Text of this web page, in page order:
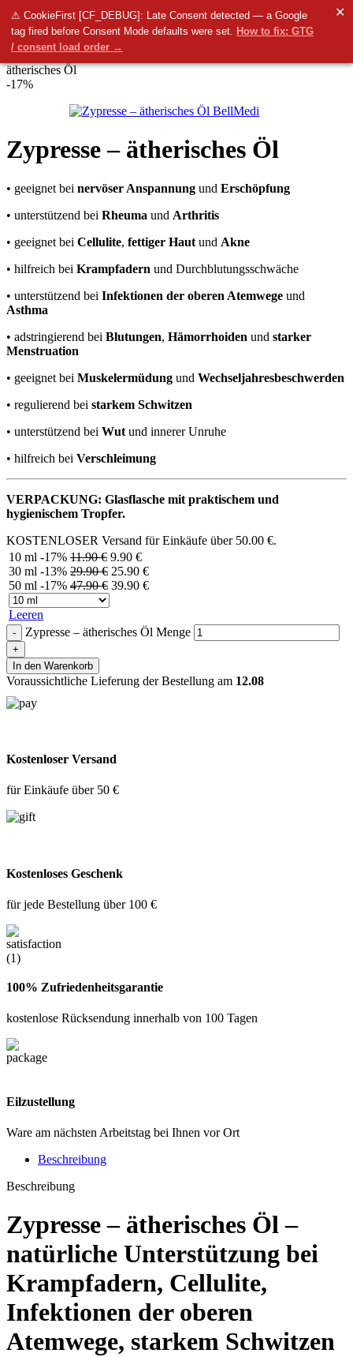
⚠ CookieFirst [CF_DEBUG]: Late Consent detected — a Google
tag fired before Consent Mode defaults were set. How to fix: GTG
/ consent load order →
✕
Menü
0 items 0.00
StartseiteArten von Kosmetika
ätherisches Öl
-17%
Zypresse – ätherisches Öl
• geeignet bei nervöser Anspannung und Erschöpfung
• unterstützend bei Rheuma und Arthritis
• geeignet bei Cellulite, fettiger Haut und Akne
• hilfreich bei Krampfadern und Durchblutungsschwäche
• unterstützend bei Infektionen der oberen Atemwege und
Asthma
• adstringierend bei Blutungen, Hämorrhoiden und starker
Menstruation
• geeignet bei Muskelermüdung und Wechseljahresbeschwerden
• regulierend bei starkem Schwitzen
• unterstützend bei Wut und innerer Unruhe
• hilfreich bei Verschleimung
VERPACKUNG: Glasflasche mit praktischem und
hygienischem Tropfer.
KOSTENLOSER Versand für Einkäufe über 50.00 €.
10 ml -17% 11.90€ 9.90 €
30 ml -13% 29.90€ 25.90 €
50 ml -17% 47.90€ 39.90 €
Leeren
Zypresse – ätherisches Öl Menge
In den Warenkorb
Voraussichtliche Lieferung der Bestellung am 12.08
Kostenloser Versand
für Einkäufe über 50 €
Kostenloses Geschenk
für jede Bestellung über 100 €
100% Zufriedenheitsgarantie
kostenlose Rücksendung innerhalb von 100 Tagen
Eilzustellung
Ware am nächsten Arbeitstag bei Ihnen vor Ort
Beschreibung
Beschreibung
Zypresse – ätherisches Öl –
natürliche Unterstützung bei
Krampfadern, Cellulite,
Infektionen der oberen
Atemwege, starkem Schwitzen